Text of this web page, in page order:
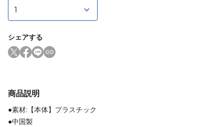
シェアする
商品説明
●素材:【本体】プラスチック
●中国製